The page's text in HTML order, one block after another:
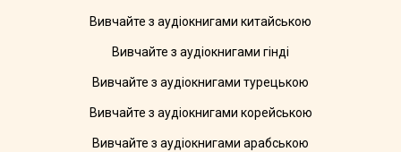
Вивчайте з аудіокнигами китайською
Вивчайте з аудіокнигами гінді
Вивчайте з аудіокнигами турецькою
Вивчайте з аудіокнигами корейською
Вивчайте з аудіокнигами арабською